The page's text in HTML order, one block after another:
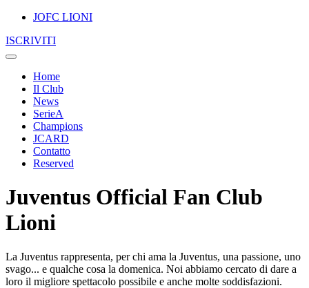
JOFC LIONI
ISCRIVITI
Home
Il Club
News
SerieA
Champions
JCARD
Contatto
Reserved
Juventus Official Fan Club
Lioni
La Juventus rappresenta, per chi ama la Juventus, una passione, uno
svago... e qualche cosa la domenica. Noi abbiamo cercato di dare a
loro il migliore spettacolo possibile e anche molte soddisfazioni.